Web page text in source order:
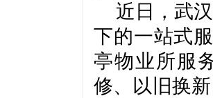
近日，武
下的一站式
亭物业所服
修、以旧换